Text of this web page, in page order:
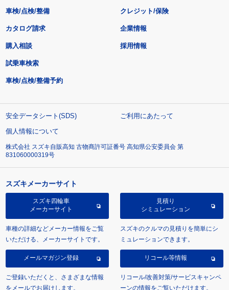
車検/点検/整備 クレジット/保険
カタログ請求
購入相談
試乗車検索
車検/点検/整備予約
企業情報
採用情報
安全データシート(SDS)
ご利用にあたって
個人情報について
株式会社 スズキ自販高知 古物商許可証番号 高知県公安委員会 第
831060000319号
スズキメーカーサイト
スズキ四輪車
メーカーサイト
車種の詳細などメーカー情報をご覧
いただける、メーカーサイトです。
見積り
シミュレーション
スズキのクルマの見積りを簡単にシ
ミュレーションできます。
メールマガジン登録
ご登録いただくと、さまざまな情報
をメールでお届けします。
リコール等情報
リコール/改善対策/サービスキャンペ
ーンの情報をご覧いただけます。